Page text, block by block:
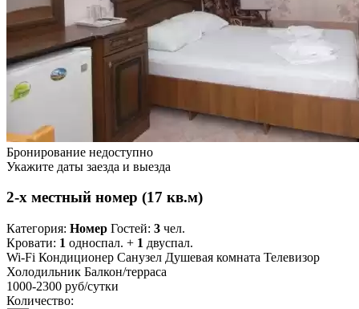
Бронирование недоступно
Укажите даты заезда и выезда
2-х местный номер (17 кв.м)
Категория: Номер Гостей: 3 чел.
Кровати: 1 односпал. + 1 двуспал.
Wi-Fi Кондиционер Санузел Душевая комната Телевизор
Холодильник Балкон/терраса
1000-2300 руб/сутки
Количество: